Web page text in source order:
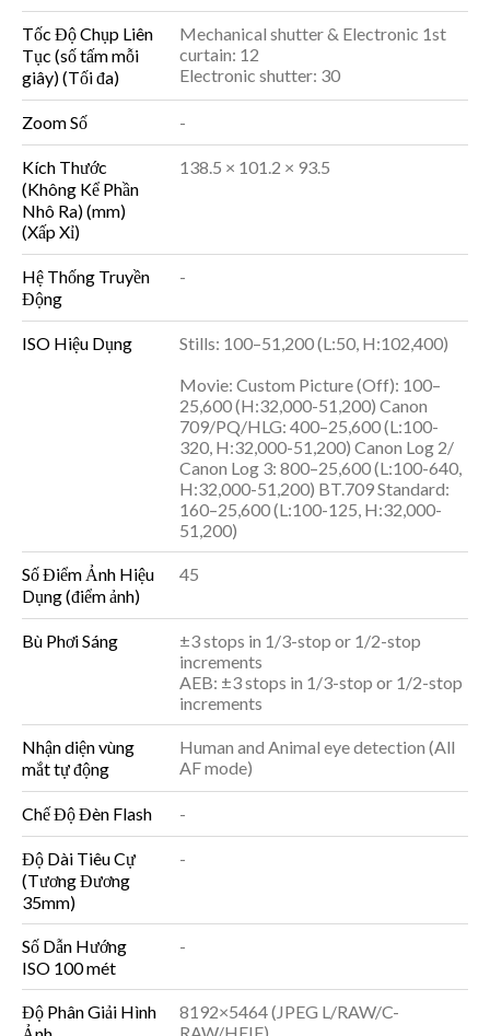
Tốc Độ Chụp Liên
Tục (số tấm mỗi
giây) (Tối đa)
Mechanical shutter & Electronic 1st
curtain: 12
Electronic shutter: 30
Zoom Số -
Kích Thước
(Không Kể Phần
Nhô Ra) (mm)
(Xấp Xỉ)
138.5 × 101.2 × 93.5
Hệ Thống Truyền
Động
-
ISO Hiệu Dụng
Stills: 100–51,200 (L:50, H:102,400)
Movie: Custom Picture (Off): 100–
25,600 (H:32,000-51,200) Canon
709/PQ/HLG: 400–25,600 (L:100-
320, H:32,000-51,200) Canon Log 2/
Canon Log 3: 800–25,600 (L:100-640,
H:32,000-51,200) BT.709 Standard:
160–25,600 (L:100-125, H:32,000-
51,200)
Số Điểm Ảnh Hiệu
Dụng (điểm ảnh)
45
Bù Phơi Sáng
±3 stops in 1/3-stop or 1/2-stop
increments
AEB: ±3 stops in 1/3-stop or 1/2-stop
increments
Nhận diện vùng
mắt tự động
Human and Animal eye detection (All
AF mode)
Chế Độ Đèn Flash -
Độ Dài Tiêu Cự
(Tương Đương
35mm)
-
Số Dẫn Hướng
ISO 100 mét
-
Độ Phân Giải Hình
8192×5464 (JPEG L/RAW/C-
RAW/HEIF)